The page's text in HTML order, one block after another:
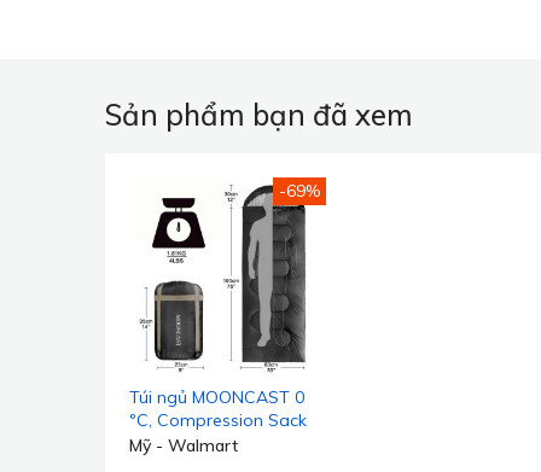
Sản phẩm bạn đã xem
-69%
Túi ngủ MOONCAST 0
ºC, Compression Sack
Portable and
Mỹ - Walmart